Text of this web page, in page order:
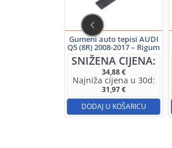
Gumeni auto tepisi AUDI
Q5 (8R) 2008-2017 – Rigum
SNIŽENA CIJENA:
34,88€
Najniža cijena u 30d:
31,97€
DODAJ U KOŠARICU